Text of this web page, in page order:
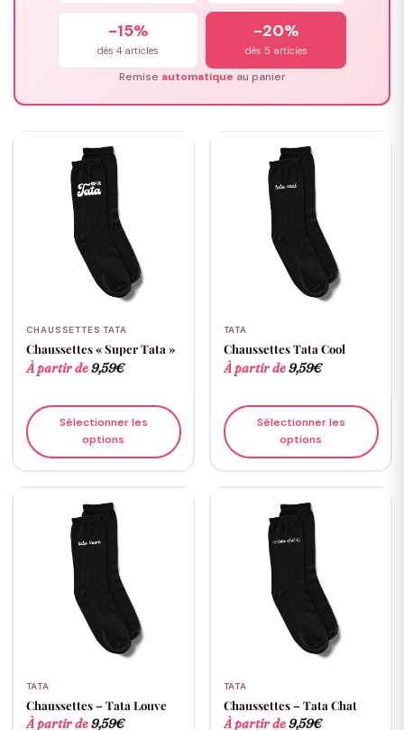
-15%
dès 4 articles
-20%
dès 5 articles
Remise automatique au panier
CHAUSSETTES TATA
Chaussettes « Super Tata »
À partir de9,59€
Sélectionner les
options
TATA
Chaussettes Tata Cool
À partir de9,59€
Sélectionner les
options
TATA
Chaussettes – Tata Louve
À partir de9,59€
TATA
Chaussettes – Tata Chat
À partir de9,59€